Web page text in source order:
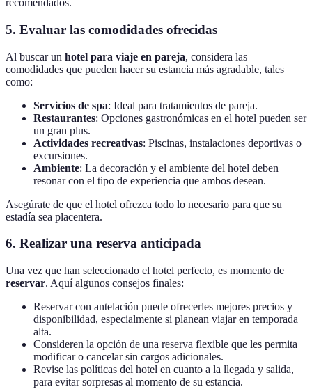
recomendados.
5. Evaluar las comodidades ofrecidas
Al buscar un hotel para viaje en pareja, considera las
comodidades que pueden hacer su estancia más agradable, tales
como:
Servicios de spa: Ideal para tratamientos de pareja.
Restaurantes: Opciones gastronómicas en el hotel pueden ser
un gran plus.
Actividades recreativas: Piscinas, instalaciones deportivas o
excursiones.
Ambiente: La decoración y el ambiente del hotel deben
resonar con el tipo de experiencia que ambos desean.
Asegúrate de que el hotel ofrezca todo lo necesario para que su
estadía sea placentera.
6. Realizar una reserva anticipada
Una vez que han seleccionado el hotel perfecto, es momento de
reservar. Aquí algunos consejos finales:
Reservar con antelación puede ofrecerles mejores precios y
disponibilidad, especialmente si planean viajar en temporada
alta.
Consideren la opción de una reserva flexible que les permita
modificar o cancelar sin cargos adicionales.
Revise las políticas del hotel en cuanto a la llegada y salida,
para evitar sorpresas al momento de su estancia.